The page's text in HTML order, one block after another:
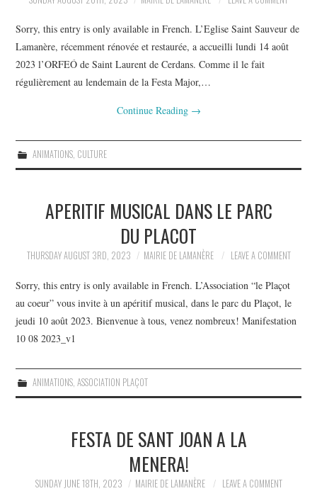
Sorry, this entry is only available in French. L’Eglise Saint Sauveur de
Lamanère, récemment rénovée et restaurée, a accueilli lundi 14 août
2023 l’ORFEÓ de Saint Laurent de Cerdans. Comme il le fait
régulièrement au lendemain de la Festa Major,…
Continue Reading →
ANIMATIONS, CULTURE
APERITIF MUSICAL DANS LE PARC
DU PLACOT
THURSDAY AUGUST 3RD, 2023 MAIRIE DE LAMANÈRE LEAVE A COMMENT
Sorry, this entry is only available in French. L’Association “le Plaçot
au coeur” vous invite à un apéritif musical, dans le parc du Plaçot, le
jeudi 10 août 2023. Bienvenue à tous, venez nombreux! Manifestation
10 08 2023_v1
ANIMATIONS, ASSOCIATION PLAÇOT
FESTA DE SANT JOAN A LA
MENERA!
SUNDAY JUNE 18TH, 2023 MAIRIE DE LAMANÈRE LEAVE A COMMENT